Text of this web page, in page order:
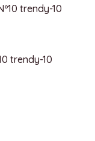
trendy-10